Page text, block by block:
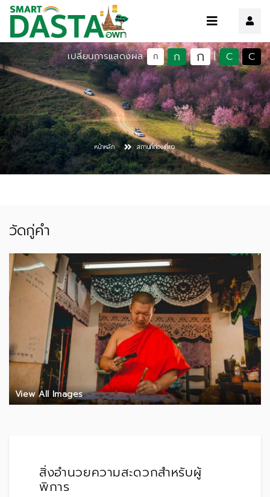
เปลี่ยนการแสดงผล ก ก ก | C C
หน้าหลัก สถานที่ท่องเที่ยว
วัดกู่คำ
View All Images
สิ่งอำนวยความสะดวกสำหรับผู้
พิการ